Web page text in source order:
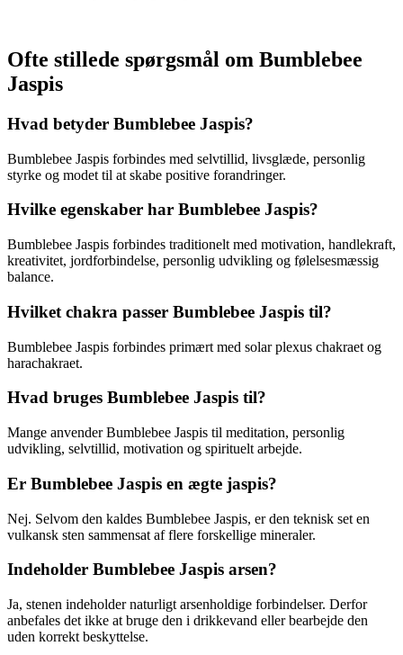
Ofte stillede spørgsmål om Bumblebee
Jaspis
Hvad betyder Bumblebee Jaspis?
Bumblebee Jaspis forbindes med selvtillid, livsglæde, personlig
styrke og modet til at skabe positive forandringer.
Hvilke egenskaber har Bumblebee Jaspis?
Bumblebee Jaspis forbindes traditionelt med motivation, handlekraft,
kreativitet, jordforbindelse, personlig udvikling og følelsesmæssig
balance.
Hvilket chakra passer Bumblebee Jaspis til?
Bumblebee Jaspis forbindes primært med solar plexus chakraet og
harachakraet.
Hvad bruges Bumblebee Jaspis til?
Mange anvender Bumblebee Jaspis til meditation, personlig
udvikling, selvtillid, motivation og spirituelt arbejde.
Er Bumblebee Jaspis en ægte jaspis?
Nej. Selvom den kaldes Bumblebee Jaspis, er den teknisk set en
vulkansk sten sammensat af flere forskellige mineraler.
Indeholder Bumblebee Jaspis arsen?
Ja, stenen indeholder naturligt arsenholdige forbindelser. Derfor
anbefales det ikke at bruge den i drikkevand eller bearbejde den
uden korrekt beskyttelse.